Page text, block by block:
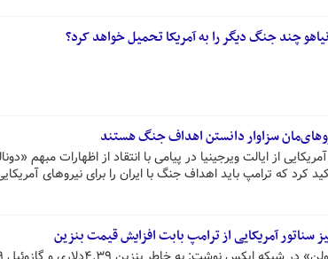
چند جنگ دیگر را به آمریکا تحمیل خواهد کرد؟
سزاوار دانستن اهداف جنگ هستند
از ایالت ویرجینیا در پیامی با انتقاد از اظهارات مبهم
کرد که ترامپ باید اهداف جنگ با ایران را برای نیروهای
سناتور آمریکایی از ترامپ بابت افزایش قیمت بنزین